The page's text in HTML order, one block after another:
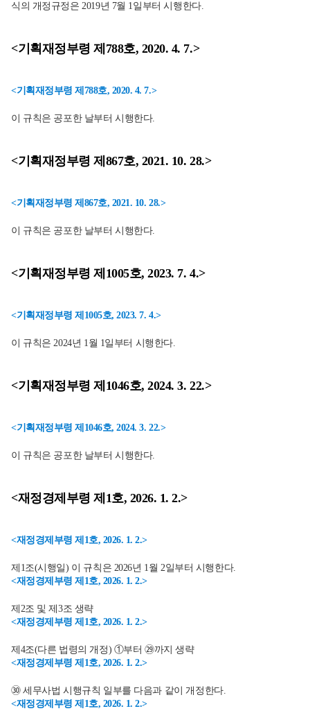
식의 개정규정은 2019년 7월 1일부터 시행한다.
<기획재정부령 제788호, 2020. 4. 7.>
<기획재정부령 제788호, 2020. 4. 7.>
이 규칙은 공포한 날부터 시행한다.
<기획재정부령 제867호, 2021. 10. 28.>
<기획재정부령 제867호, 2021. 10. 28.>
이 규칙은 공포한 날부터 시행한다.
<기획재정부령 제1005호, 2023. 7. 4.>
<기획재정부령 제1005호, 2023. 7. 4.>
이 규칙은 2024년 1월 1일부터 시행한다.
<기획재정부령 제1046호, 2024. 3. 22.>
<기획재정부령 제1046호, 2024. 3. 22.>
이 규칙은 공포한 날부터 시행한다.
<재정경제부령 제1호, 2026. 1. 2.>
<재정경제부령 제1호, 2026. 1. 2.>
제1조(시행일) 이 규칙은 2026년 1월 2일부터 시행한다.
<재정경제부령 제1호, 2026. 1. 2.>
제2조 및 제3조 생략
<재정경제부령 제1호, 2026. 1. 2.>
제4조(다른 법령의 개정) ①부터 ㉙까지 생략
<재정경제부령 제1호, 2026. 1. 2.>
㉚ 세무사법 시행규칙 일부를 다음과 같이 개정한다.
<재정경제부령 제1호, 2026. 1. 2.>